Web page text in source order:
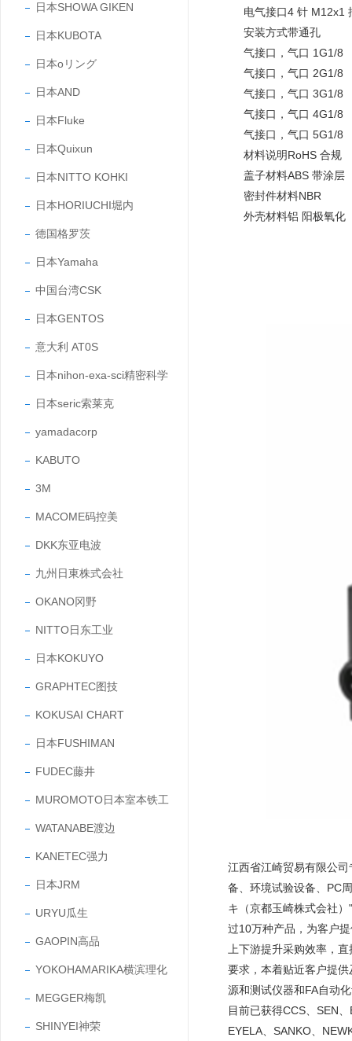
日本SHOWA GIKEN
日本KUBOTA
日本oリング
日本AND
日本Fluke
日本Quixun
日本NITTO KOHKI
日本HORIUCHI堀内
德国格罗茨
日本Yamaha
中国台湾CSK
日本GENTOS
意大利 AT0S
日本nihon-exa-sci精密科学
日本seric索莱克
yamadacorp
KABUTO
3M
MACOME码控美
DKK东亚电波
九州日東株式会社
OKANO冈野
NITTO日东工业
日本KOKUYO
GRAPHTEC图技
KOKUSAI CHART
日本FUSHIMAN
FUDEC藤井
MUROMOTO日本室本铁工
WATANABE渡边
KANETEC强力
日本JRM
URYU瓜生
GAOPIN高品
YOKOHAMARIKA横滨理化
MEGGER梅凯
SHINYEI神荣
电气接口4 针 M12x1
安装方式带通孔
气接口，气口 1G1/8
气接口，气口 2G1/8
气接口，气口 3G1/8
气接口，气口 4G1/8
气接口，气口 5G1/8
材料说明RoHS 合规
盖子材料ABS 带涂层
密封件材料NBR
外壳材料铝 阳极氧化
江西省江崎贸易有限公
备、环境试验设备、PC
キ（京都玉崎株式会社
过10万种产品，为客户
上下游提升采购效率，
要求，本着贴近客户提
源和测试仪器和FA自动
目前已获得CCS、SEN
EYELA、SANKO、